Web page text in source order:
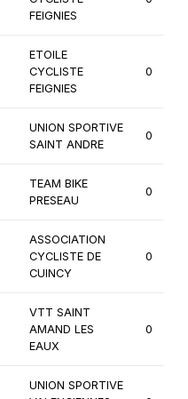
FEIGNIES
ETOILE
CYCLISTE
FEIGNIES
0
UNION SPORTIVE
SAINT ANDRE
0
TEAM BIKE
PRESEAU
0
ASSOCIATION
CYCLISTE DE
CUINCY
0
VTT SAINT
AMAND LES
EAUX
0
UNION SPORTIVE